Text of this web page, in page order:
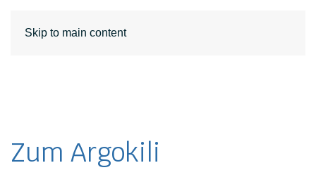
Skip to main content
Zum Argokili